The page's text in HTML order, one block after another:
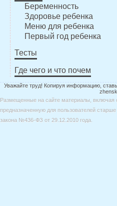
Беременность
Здоровье ребенка
Меню для ребенка
Первый год ребенка
Тесты
Где чего и что почем
Уважайте труд! Копируя информацию,
Размещенные на сайте материалы, включая
предназначенную для пользователей
закона №436-ФЗ от 29.12.2010 года.